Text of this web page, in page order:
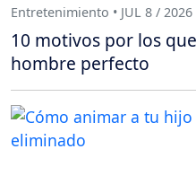
Entretenimiento • JUL 8 / 2026
10 motivos por los
hombre perfecto